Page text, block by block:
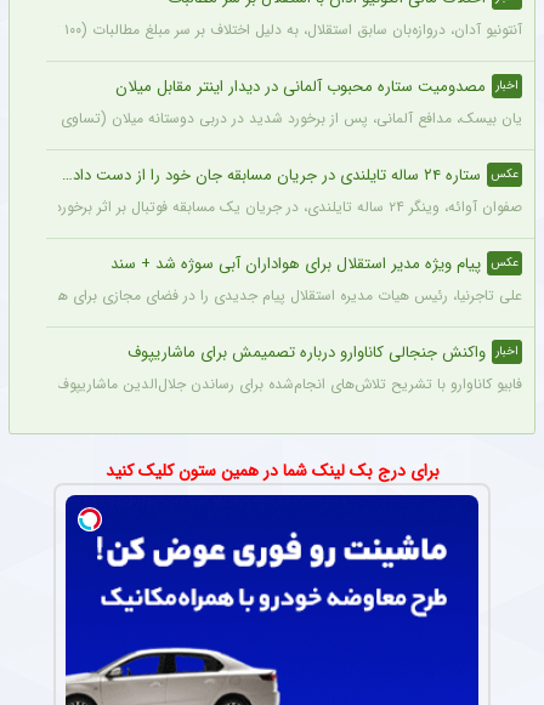
آنتونیو آدان، دروازه‌بان سابق استقلال، به دلیل اختلاف بر سر مبلغ مطالبات (۱۰۰ تا ۲۰۰ هزار یورو) قصد شکایت از باشگاه را دارد.
اخبار مصدومیت ستاره محبوب آلمانی در دیدار اینتر مقابل میلان
یان بیسک، مدافع آلمانی، پس از برخورد شدید در دربی دوستانه میلان (تساوی ۱-۱) از ناحیه پشت سر آسیب دید.
عکس ستاره ۲۴ ساله تایلندی در جریان مسابقه جان خود را از دست داد + عکس
صفوان آوائه، وینگر ۲۴ ساله تایلندی، در جریان یک مسابقه فوتبال بر اثر برخورد صاعقه جان خود را از دست داد.
عکس پیام ویژه مدیر استقلال برای هواداران آبی سوژه شد + سند
علی تاجرنیا، رئیس هیات مدیره استقلال پیام جدیدی را در فضای مجازی برای هواداران
اخبار واکنش جنجالی کاناوارو درباره تصمیمش برای ماشاریپوف
فابیو کاناوارو با تشریح تلاش‌های انجام‌شده برای رساندن جلال‌الدین ماشاریپوف به
برای درج بک لینک شما در همین ستون کلیک کنید